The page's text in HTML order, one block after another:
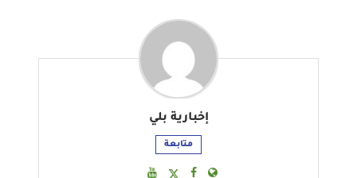
إخبارية بلي
متابعة